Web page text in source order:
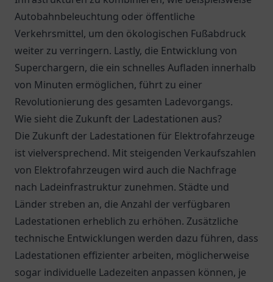
Autobahnbeleuchtung oder öffentliche
Verkehrsmittel, um den ökologischen Fußabdruck
weiter zu verringern. Lastly, die Entwicklung von
Superchargern, die ein schnelles Aufladen innerhalb
von Minuten ermöglichen, führt zu einer
Revolutionierung des gesamten Ladevorgangs.
Wie sieht die Zukunft der Ladestationen aus?
Die Zukunft der Ladestationen für Elektrofahrzeuge
ist vielversprechend. Mit steigenden Verkaufszahlen
von Elektrofahrzeugen wird auch die Nachfrage
nach Ladeinfrastruktur zunehmen. Städte und
Länder streben an, die Anzahl der verfügbaren
Ladestationen erheblich zu erhöhen. Zusätzliche
technische Entwicklungen werden dazu führen, dass
Ladestationen effizienter arbeiten, möglicherweise
sogar individuelle Ladezeiten anpassen können, je